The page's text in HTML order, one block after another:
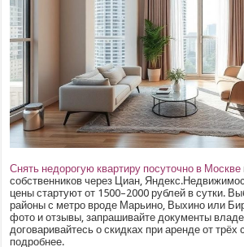
Снять недорогую квартиру посуточно в Москве
собственников через Циан,
цены стартуют от 1500–2000 рублей в сутки.
районы с метро вроде Марьино, Выхино или
фото и отзывы, запрашивайте документы
договаривайтесь о скидках при аренде от трёх
подробнее.